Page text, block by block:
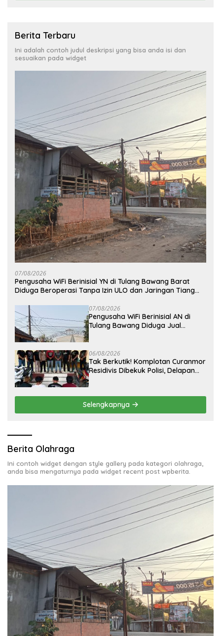
Berita Terbaru
Ini adalah contoh judul deskripsi yang bisa anda isi dan
sesuaikan pada widget
07/08/2026
Pengusaha WiFi Berinisial YN di Tulang Bawang Barat
Diduga Beroperasi Tanpa Izin ULO dan Jaringan Tiang
07/08/2026
Pengusaha WiFi Berinisial AN di
Tulang Bawang Diduga Jual
06/08/2026
Tak Berkutik! Komplotan Curanmor
Residivis Dibekuk Polisi, Delapan
Selengkapnya
Berita Olahraga
Ini contoh widget dengan style gallery pada kategori olahraga,
anda bisa mengaturnya pada widget recent post wpberita.